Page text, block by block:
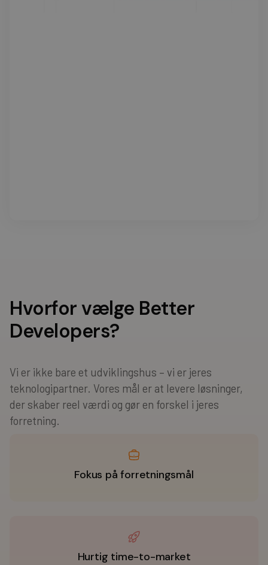
Hvorfor vælge Better
Developers?
Vi er ikke bare et udviklingshus – vi er jeres
teknologipartner. Vores mål er at levere løsninger,
der skaber reel værdi og gør en forskel i jeres
forretning.
Fokus på forretningsmål
Hurtig time-to-market